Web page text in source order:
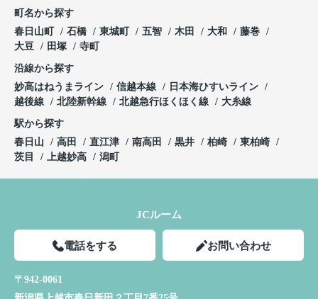
町名から探す
春日山町
石橋 東城町 五智 木田 大和
藤巻
大豆
田塚 寺町
沿線から探す
妙高はねうまライン
信越本線
日本海ひすいライン
越後線
北陸新幹線 北越急行ほくほく線 大糸線
駅から探す
春日山
高田 直江津 南高田 黒井 柏崎
東柏崎
茨目
上越妙高 潟町
JCルーム
電話をする お問い合わせ
〒942-0061